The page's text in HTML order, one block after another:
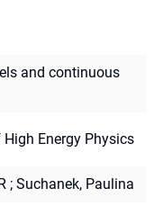
and continuous
Energy Physics
; Suchanek, Paulina